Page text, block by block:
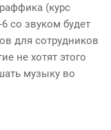
(курс
со звуком будет
для сотрудников
не хотят этого
музыку во